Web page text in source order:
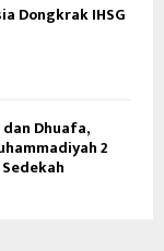
Dongkrak IHSG
Dhuafa,
2